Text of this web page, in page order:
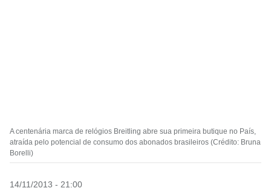
A centenária marca de relógios Breitling abre sua primeira butique no País,
atraída pelo potencial de consumo dos abonados brasileiros (Crédito: Bruna
Borelli)
14/11/2013 - 21:00